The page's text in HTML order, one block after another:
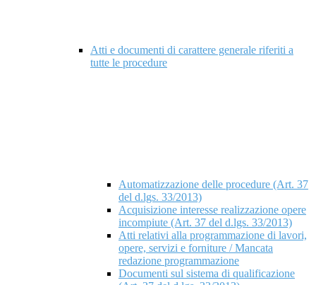
Atti e documenti di carattere generale riferiti a
tutte le procedure
Automatizzazione delle procedure (Art. 37
del d.lgs. 33/2013)
Acquisizione interesse realizzazione opere
incompiute (Art. 37 del d.lgs. 33/2013)
Atti relativi alla programmazione di lavori,
opere, servizi e forniture / Mancata
redazione programmazione
Documenti sul sistema di qualificazione